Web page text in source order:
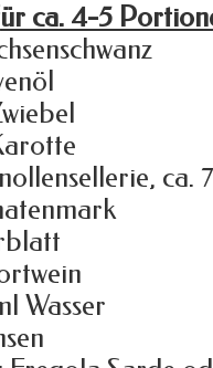
ca. 4-5
ca.
Wasser